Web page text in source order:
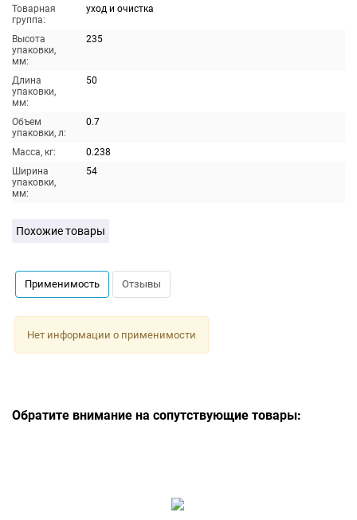
Товарная
группа:
уход и очистка
Высота
упаковки,
мм:
235
Длина
упаковки,
мм:
50
Объем
упаковки, л:
0.7
Масса, кг:
0.238
Ширина
упаковки,
мм:
54
Похожие товары
Применимость Отзывы
Нет информации о применимости
Обратите внимание на сопутствующие товары: